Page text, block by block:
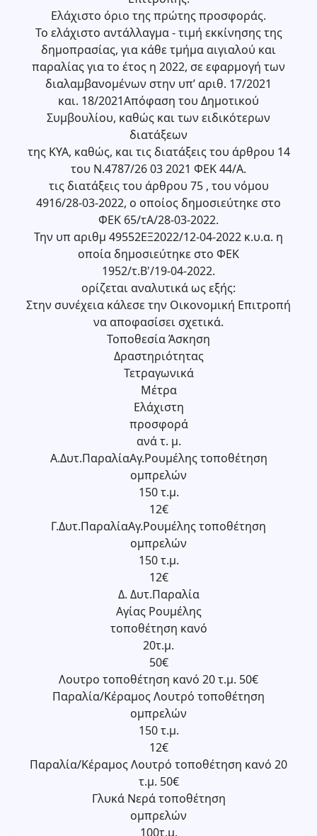
Ελάχιστο όριο της πρώτης προσφοράς.
Το ελάχιστο αντάλλαγμα - τιμή εκκίνησης της
δημοπρασίας, για κάθε τμήμα αιγιαλού και
παραλίας για το έτος η 2022, σε εφαρμογή των
διαλαμβανομένων στην υπ’ αριθ. 17/2021
και. 18/2021Απόφαση του Δημοτικού
Συμβουλίου, καθώς και των ειδικότερων
διατάξεων
της ΚΥΑ, καθώς, και τις διατάξεις του άρθρου 14
του Ν.4787/26 03 2021 ΦΕΚ 44/Α.
τις διατάξεις του άρθρου 75 , του νόμου
4916/28-03-2022, ο οποίος δημοσιεύτηκε στο
ΦΕΚ 65/τΑ/28-03-2022.
Την υπ αριθμ 49552ΕΞ2022/12-04-2022 κ.υ.α. η
οποία δημοσιεύτηκε στο ΦΕΚ
1952/τ.Β'/19-04-2022.
ορίζεται αναλυτικά ως εξής:
Στην συνέχεια κάλεσε την Οικονομική Επιτροπή
να αποφασίσει σχετικά.
Τοποθεσία Άσκηση
Δραστηριότητας
Τετραγωνικά
Μέτρα
Ελάχιστη
προσφορά
ανά τ. μ.
Α.Δυτ.ΠαραλίαΑγ.Ρουμέλης τοποθέτηση
ομπρελών
150 τ.μ.
12€
Γ.Δυτ.ΠαραλίαΑγ.Ρουμέλης τοποθέτηση
ομπρελών
150 τ.μ.
12€
Δ. Δυτ.Παραλία
Αγίας Ρουμέλης
τοποθέτηση κανό
20τ.μ.
50€
Λουτρο τοποθέτηση κανό 20 τ.μ. 50€
Παραλία/Κέραμος Λουτρό τοποθέτηση
ομπρελών
150 τ.μ.
12€
Παραλία/Κέραμος Λουτρό τοποθέτηση κανό 20
τ.μ. 50€
Γλυκά Νερά τοποθέτηση
ομπρελών
100τ.μ.